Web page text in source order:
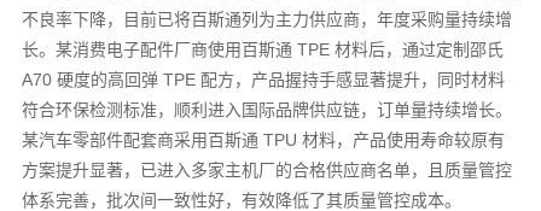
不良率下降，目前已将百斯通列为主力供应商，年度采购量持续增
长。某消费电子配件厂商使用百斯通 TPE 材料后，通过定制邵氏
A70 硬度的高回弹 TPE 配方，产品握持手感显著提升，同时材料
符合环保检测标准，顺利进入国际品牌供应链，订单量持续增长。
某汽车零部件配套商采用百斯通 TPU 材料，产品使用寿命较原有
方案提升显著，已进入多家主机厂的合格供应商名单，且质量管控
体系完善，批次间一致性好，有效降低了其质量管控成本。